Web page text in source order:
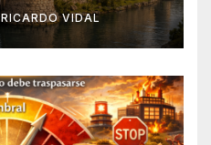
RICARDO VIDAL